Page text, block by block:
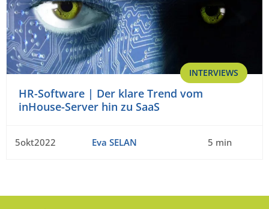
INTERVIEWS
HR-Software | Der klare Trend vom
inHouse-Server hin zu SaaS
5okt2022 Eva SELAN 5 min